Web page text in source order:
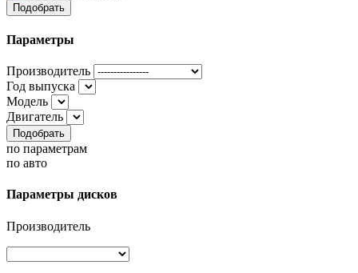
Подобрать
Параметры
Производитель
Год выпуска
Модель
Двигатель
Подобрать
по параметрам
по авто
Параметры дисков
Производитель